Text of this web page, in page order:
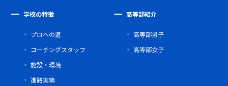
学校の特徴
プロへの道
コーチングスタッフ
施設・環境
進路実績
高等部紹介
高等部男子
高等部女子